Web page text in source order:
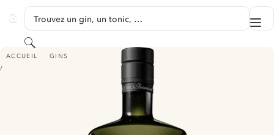
GINVENTORY
Trouvez un gin, un tonic, …
Rechercher
ACCUEIL GINS
UNCLE VAL'S BOTANICAL GIN